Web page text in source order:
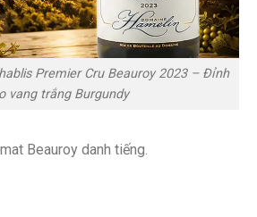
Premier Cru Beauroy 2023 – Đỉnh
vang trắng Burgundy
Beauroy danh tiếng.